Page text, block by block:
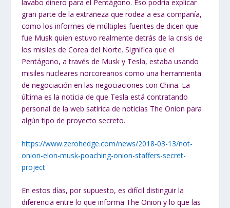
lavabo dinero para el Pentágono. Eso podría explicar
gran parte de la extrañeza que rodea a esa compañía,
como los informes de múltiples fuentes de dicen que
fue Musk quien estuvo realmente detrás de la crisis de
los misiles de Corea del Norte. Significa que el
Pentágono, a través de Musk y Tesla, estaba usando
misiles nucleares norcoreanos como una herramienta
de negociación en las negociaciones con China. La
última es la noticia de que Tesla está contratando
personal de la web satírica de noticias The Onion para
algún tipo de proyecto secreto.
https://www.zerohedge.com/news/2018-03-13/not-
onion-elon-musk-poaching-onion-staffers-secret-
project
En estos días, por supuesto, es difícil distinguir la
diferencia entre lo que informa The Onion y lo que las